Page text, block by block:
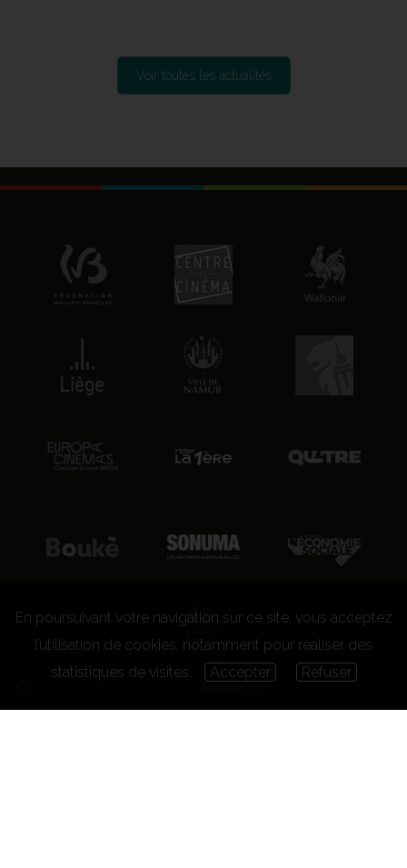
Medias
Voir toutes les actualités
En poursuivant votre navigation sur ce site, vous acceptez
l’utilisation de cookies, notamment pour réaliser des
statistiques de visites.
Accepter Refuser